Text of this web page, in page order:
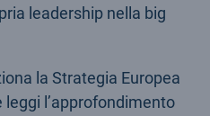
leadership nella big
la Strategia Europea
l’approfondimento